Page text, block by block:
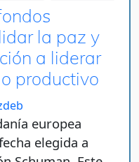
la paz y
a liderar
productivo
europea
elegida a